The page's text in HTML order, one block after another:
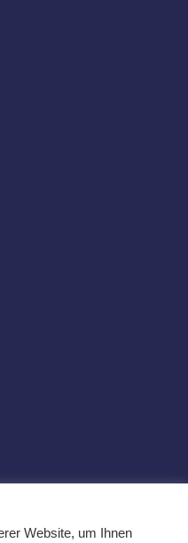
von Rechtsanwälten
Website, um Ihnen